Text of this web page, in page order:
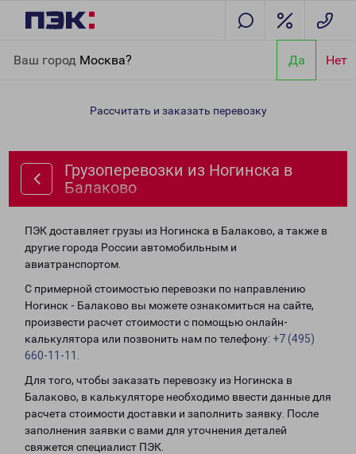
Ваш город Москва? Да Нет
Балаково
Рассчитать и заказать перевозку
Грузоперевозки из Ногинска в
Балаково
ПЭК доставляет грузы из Ногинска в Балаково, а также в
другие города России автомобильным и
авиатранспортом.
С примерной стоимостью перевозки по направлению
Ногинск - Балаково вы можете ознакомиться на сайте,
произвести расчет стоимости с помощью онлайн-
калькулятора или позвонить нам по телефону: +7 (495)
660-11-11
Для того, чтобы заказать перевозку из Ногинска в
Балаково, в калькуляторе необходимо ввести данные для
расчета стоимости доставки и заполнить заявку. После
заполнения заявки с вами для уточнения деталей
свяжется специалист ПЭК.